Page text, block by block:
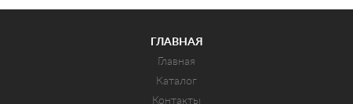
ГЛАВНАЯ
Главная
Каталог
Контакты